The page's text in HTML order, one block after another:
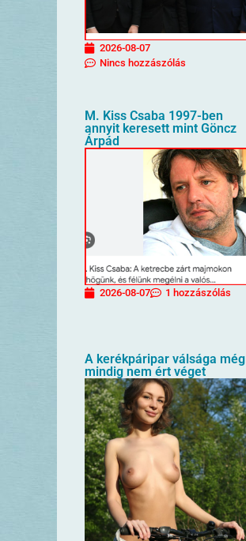
2026-08-07
Nincs hozzászólás
M. Kiss Csaba 1997-ben
annyit keresett mint Göncz
Árpád
2026-08-07 1 hozzászólás
A kerékpáripar válsága még
mindig nem ért véget